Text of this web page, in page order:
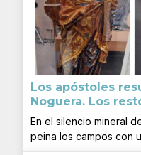
Los apóstoles
Noguera. Los
En el silencio mineral
peina los campos con